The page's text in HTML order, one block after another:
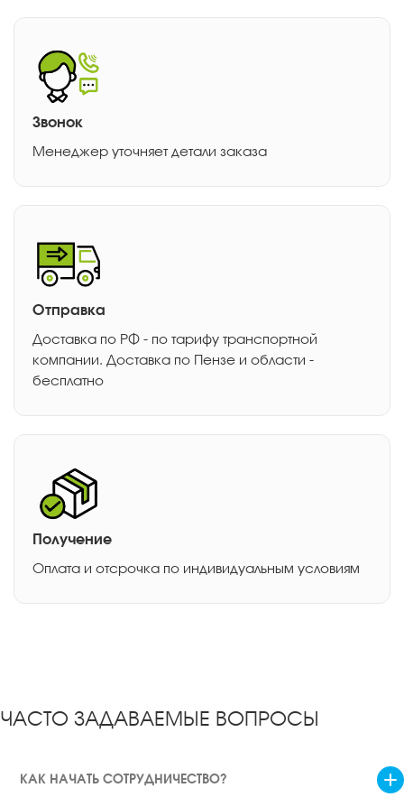
Звонок
Менеджер уточняет детали заказа
Отправка
Доставка по РФ - по тарифу транспортной
компании. Доставка по Пензе и области -
бесплатно
Получение
Оплата и отсрочка по индивидуальным условиям
ЧАСТО ЗАДАВАЕМЫЕ ВОПРОСЫ
КАК НАЧАТЬ СОТРУДНИЧЕСТВО?